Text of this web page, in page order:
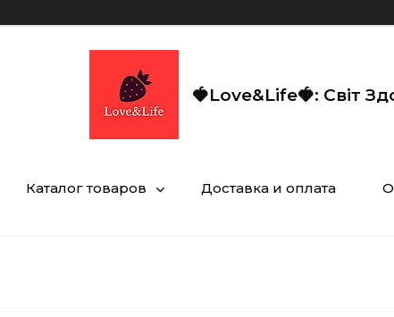
🍓Love&Life🍓: Світ
Каталог товаров Доставка и оплата